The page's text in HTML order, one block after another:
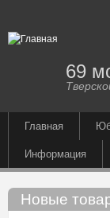
69
Главная
Информация
Новые